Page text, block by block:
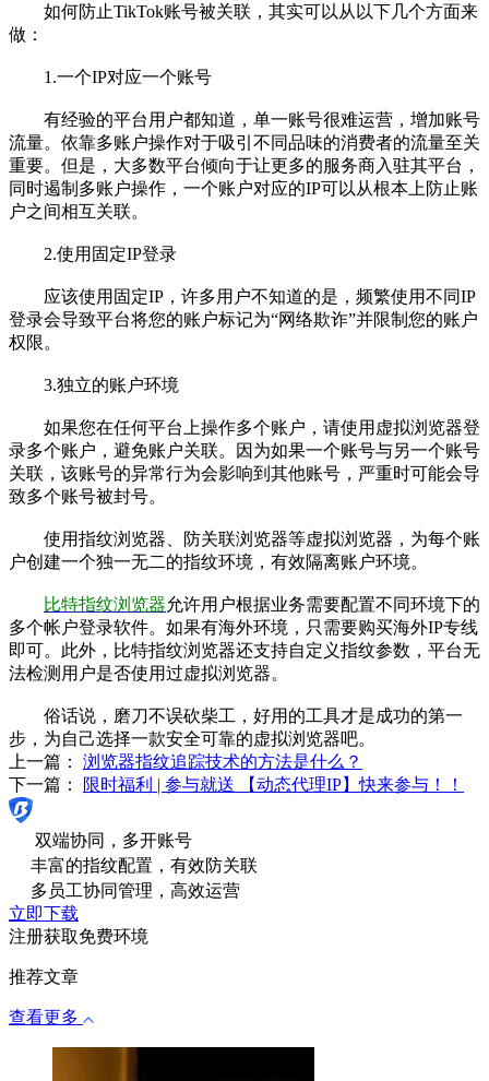
如何防止TikTok账号被关联，其实可以从以下几个方面来
做：
1.一个IP对应一个账号
有经验的平台用户都知道，单一账号很难运营，增加账号
流量。依靠多账户操作对于吸引不同品味的消费者的流量至关
重要。但是，大多数平台倾向于让更多的服务商入驻其平台，
同时遏制多账户操作，一个账户对应的IP可以从根本上防止账
户之间相互关联。
2.使用固定IP登录
应该使用固定IP，许多用户不知道的是，频繁使用不同IP
登录会导致平台将您的账户标记为“网络欺诈”并限制您的账户
权限。
3.独立的账户环境
如果您在任何平台上操作多个账户，请使用虚拟浏览器登
录多个账户，避免账户关联。因为如果一个账号与另一个账号
关联，该账号的异常行为会影响到其他账号，严重时可能会导
致多个账号被封号。
使用指纹浏览器、防关联浏览器等虚拟浏览器，为每个账
户创建一个独一无二的指纹环境，有效隔离账户环境。
比特指纹浏览器允许用户根据业务需要配置不同环境下的
多个帐户登录软件。如果有海外环境，只需要购买海外IP专线
即可。此外，比特指纹浏览器还支持自定义指纹参数，平台无
法检测用户是否使用过虚拟浏览器。
俗话说，磨刀不误砍柴工，好用的工具才是成功的第一
步，为自己选择一款安全可靠的虚拟浏览器吧。
上一篇： 浏览器指纹追踪技术的方法是什么？
下一篇：
限时福利 | 参与就送 【动态代理IP】快来参与！！
双端协同，多开账号
丰富的指纹配置，有效防关联
多员工协同管理，高效运营
立即下载
注册获取免费环境
推荐文章
查看更多